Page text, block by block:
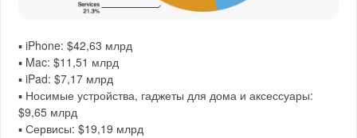
▪️ iPhone: $42,63 млрд
▪️ Mac: $11,51 млрд
▪️ iPad: $7,17 млрд
▪️ Носимые устройства, гаджеты для дома и аксессуары:
$9,65 млрд
▪️ Сервисы: $19,19 млрд